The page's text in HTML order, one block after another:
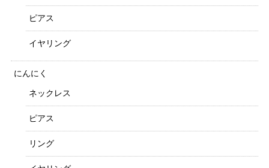
ピアス
イヤリング
にんにく
ネックレス
ピアス
リング